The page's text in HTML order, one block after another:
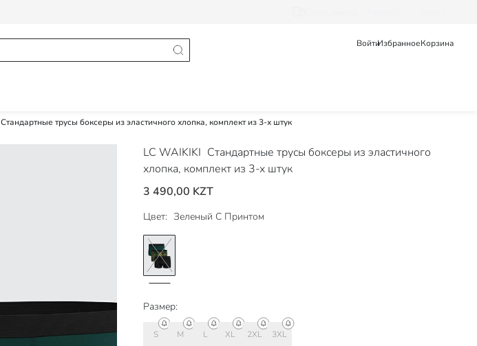
ВойтиИзбранноеКорзина
Стандартные трусы боксеры из эластичного хлопка, комплект из 3-х штук
LC WAIKIKI Стандартные трусы боксеры из эластичного
хлопка, комплект из 3-х штук
3 490,00 KZT
Цвет: Зеленый С Принтом
Размер:
S M L XL 2XL 3XL